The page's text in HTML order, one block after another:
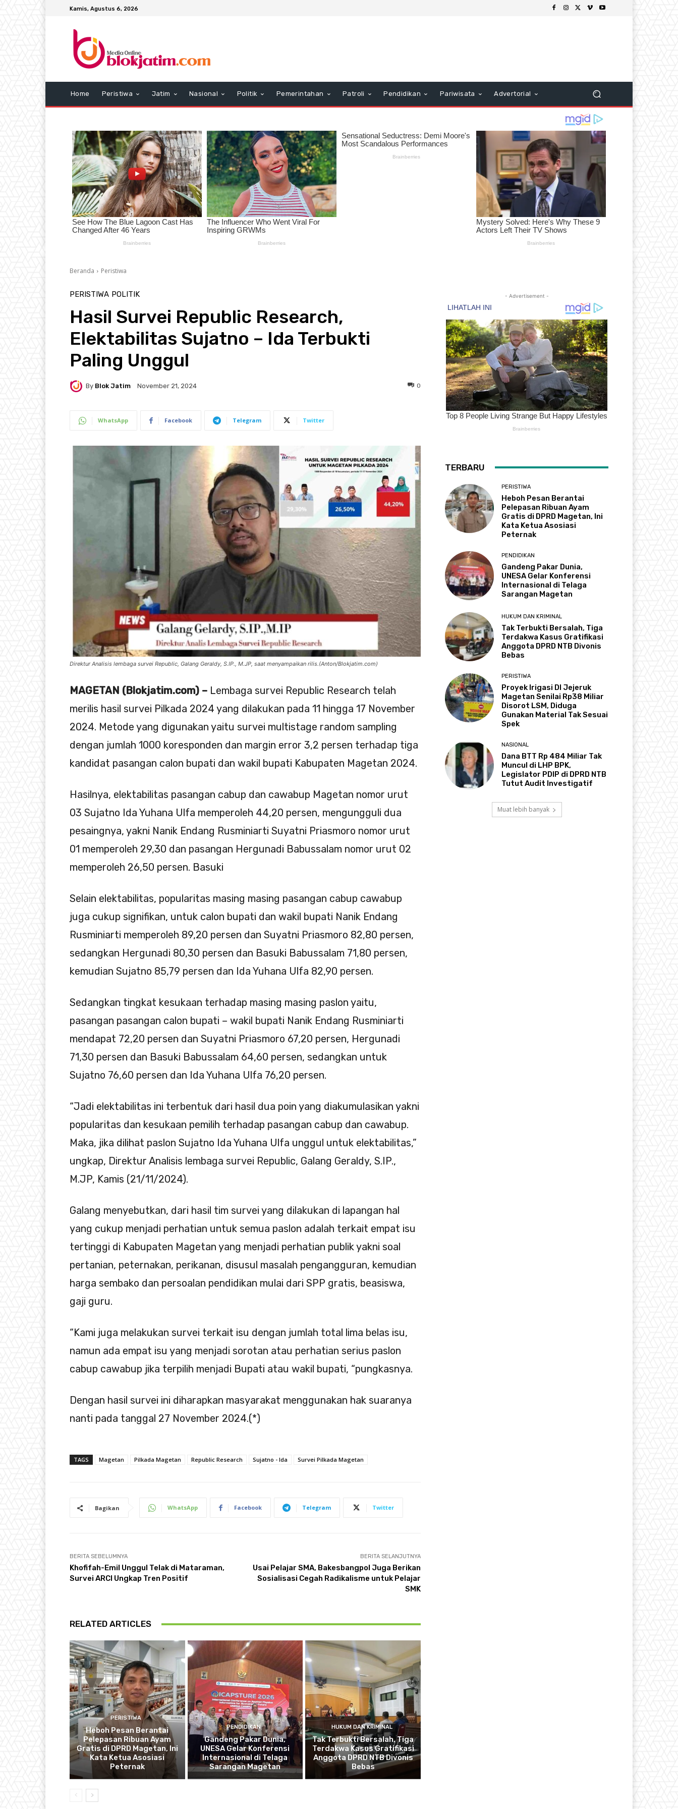
Kamis, Agustus 6, 2026
Home Peristiwa Jatim Nasional Politik Pemerintahan Patroli Pendidikan Pariwisata Advertorial
Beranda Peristiwa
PERISTIWA POLITIK
Hasil Survei Republic Research,
Elektabilitas Sujatno – Ida Terbukti
Paling Unggul
By Blok Jatim November 21, 2024 0
WhatsApp Facebook Telegram Twitter
Direktur Analisis lembaga survei Republic, Galang Geraldy, S.IP., M.JP, saat menyampaikan rilis.(Anton/Blokjatim.com)
MAGETAN (Blokjatim.com) – Lembaga survei Republic Research telah
merilis hasil survei Pilkada 2024 yang dilakukan pada 11 hingga 17 November
2024. Metode yang digunakan yaitu survei multistage random sampling
dengan jumlah 1000 koresponden dan margin error 3,2 persen terhadap tiga
kandidat pasangan calon bupati dan wakil bupati Kabupaten Magetan 2024.
Hasilnya, elektabilitas pasangan cabup dan cawabup Magetan nomor urut
03 Sujatno Ida Yuhana Ulfa memperoleh 44,20 persen, mengungguli dua
pesaingnya, yakni Nanik Endang Rusminiarti Suyatni Priasmoro nomor urut
01 memperoleh 29,30 dan pasangan Hergunadi Babussalam nomor urut 02
memperoleh 26,50 persen. Basuki
Selain elektabilitas, popularitas masing masing pasangan cabup cawabup
juga cukup signifikan, untuk calon bupati dan wakil bupati Nanik Endang
Rusminiarti memperoleh 89,20 persen dan Suyatni Priasmoro 82,80 persen,
sedangkan Hergunadi 80,30 persen dan Basuki Babussalam 71,80 persen,
kemudian Sujatno 85,79 persen dan Ida Yuhana Ulfa 82,90 persen.
Sedangkan tingkat kesukaan terhadap masing masing paslon yaitu,
pasangan pasangan calon bupati – wakil bupati Nanik Endang Rusminiarti
mendapat 72,20 persen dan Suyatni Priasmoro 67,20 persen, Hergunadi
71,30 persen dan Basuki Babussalam 64,60 persen, sedangkan untuk
Sujatno 76,60 persen dan Ida Yuhana Ulfa 76,20 persen.
“Jadi elektabilitas ini terbentuk dari hasil dua poin yang diakumulasikan yakni
popularitas dan kesukaan pemilih terhadap pasangan cabup dan cawabup.
Maka, jika dilihat paslon Sujatno Ida Yuhana Ulfa unggul untuk elektabilitas,”
ungkap, Direktur Analisis lembaga survei Republic, Galang Geraldy, S.IP.,
M.JP, Kamis (21/11/2024).
Galang menyebutkan, dari hasil tim survei yang dilakukan di lapangan hal
yang cukup menjadi perhatian untuk semua paslon adalah terkait empat isu
tertinggi di Kabupaten Magetan yang menjadi perhatian publik yakni soal
pertanian, peternakan, perikanan, disusul masalah pengangguran, kemudian
harga sembako dan persoalan pendidikan mulai dari SPP gratis, beasiswa,
gaji guru.
“Kami juga melakukan survei terkait isu dengan jumlah total lima belas isu,
namun ada empat isu yang menjadi sorotan atau perhatian serius paslon
cabup cawabup jika terpilih menjadi Bupati atau wakil bupati, “pungkasnya.
Dengan hasil survei ini diharapkan masyarakat menggunakan hak suaranya
nanti pada tanggal 27 November 2024.(*)
TAGS Magetan Pilkada Magetan Republic Research Sujatno - Ida Survei Pilkada Magetan
Bagikan WhatsApp Facebook Telegram Twitter
BERITA SEBELUMNYA
Khofifah-Emil Unggul Telak di Mataraman,
Survei ARCI Ungkap Tren Positif
BERITA SELANJUTNYA
Usai Pelajar SMA, Bakesbangpol Juga Berikan
Sosialisasi Cegah Radikalisme untuk Pelajar
SMK
RELATED ARTICLES
PERISTIWA
Heboh Pesan Berantai
Pelepasan Ribuan Ayam
Gratis di DPRD Magetan, Ini
Kata Ketua Asosiasi
Peternak
PENDIDIKAN
Gandeng Pakar Dunia,
UNESA Gelar Konferensi
Internasional di Telaga
Sarangan Magetan
HUKUM DAN KRIMINAL
Tak Terbukti Bersalah, Tiga
Terdakwa Kasus Gratifikasi
Anggota DPRD NTB Divonis
Bebas
- Advertisement -
TERBARU
PERISTIWA
Heboh Pesan Berantai
Pelepasan Ribuan Ayam
Gratis di DPRD Magetan, Ini
Kata Ketua Asosiasi
Peternak
PENDIDIKAN
Gandeng Pakar Dunia,
UNESA Gelar Konferensi
Internasional di Telaga
Sarangan Magetan
HUKUM DAN KRIMINAL
Tak Terbukti Bersalah, Tiga
Terdakwa Kasus Gratifikasi
Anggota DPRD NTB Divonis
Bebas
PERISTIWA
Proyek Irigasi DI Jejeruk
Magetan Senilai Rp38 Miliar
Disorot LSM, Diduga
Gunakan Material Tak Sesuai
Spek
NASIONAL
Dana BTT Rp 484 Miliar Tak
Muncul di LHP BPK,
Legislator PDIP di DPRD NTB
Tutut Audit Investigatif
Muat lebih banyak